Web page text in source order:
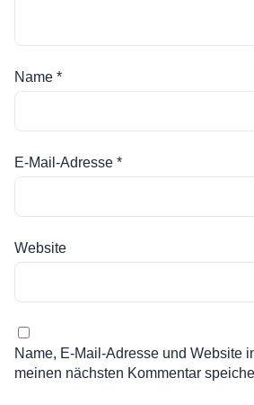
Name *
E-Mail-Adresse *
Website
Name, E-Mail-Adresse und Website
meinen nächsten Kommentar